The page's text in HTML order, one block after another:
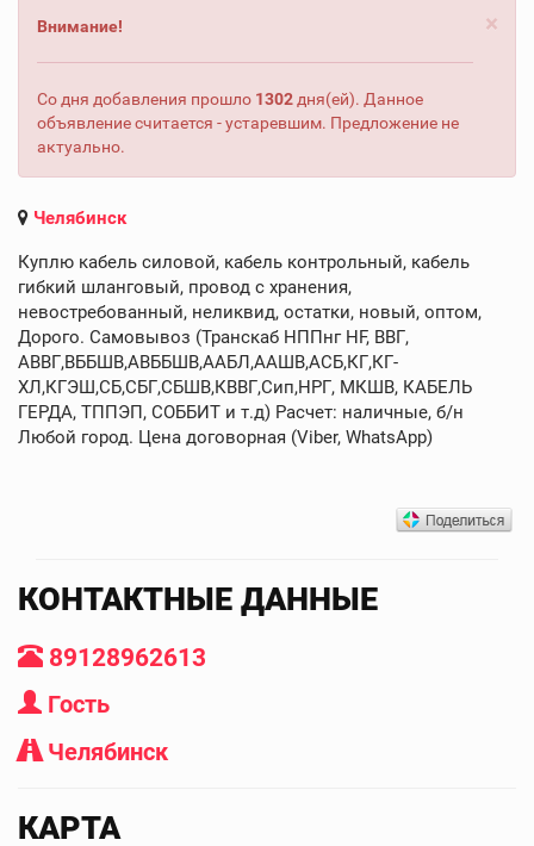
×
Внимание!
Со дня добавления прошло 1302 дня(ей). Данное
объявление считается - устаревшим. Предложение не
актуально.
Челябинск
Куплю кабель силовой, кабель контрольный, кабель
гибкий шланговый, провод с хранения,
невостребованный, неликвид, остатки, новый, оптом,
Дорого. Самовывоз (Транскаб НППнг HF, ВВГ,
АВВГ,ВББШВ,АВББШВ,ААБЛ,ААШВ,АСБ,КГ,КГ-
ХЛ,КГЭШ,СБ,СБГ,СБШВ,КВВГ,Сип,НРГ, МКШВ, КАБЕЛЬ
ГЕРДА, ТППЭП, СОББИТ и т.д) Расчет: наличные, б/н
Любой город. Цена договорная (Viber, WhatsApp)
КОНТАКТНЫЕ ДАННЫЕ
89128962613
Гость
Челябинск
КАРТА